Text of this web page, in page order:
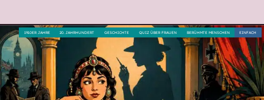
EINFACH
BERÜHMTE MENSCHEN
QUIZ ÜBER FRAUEN
GESCHICHTE
20. JAHRHUNDERT
1910ER JAHRE